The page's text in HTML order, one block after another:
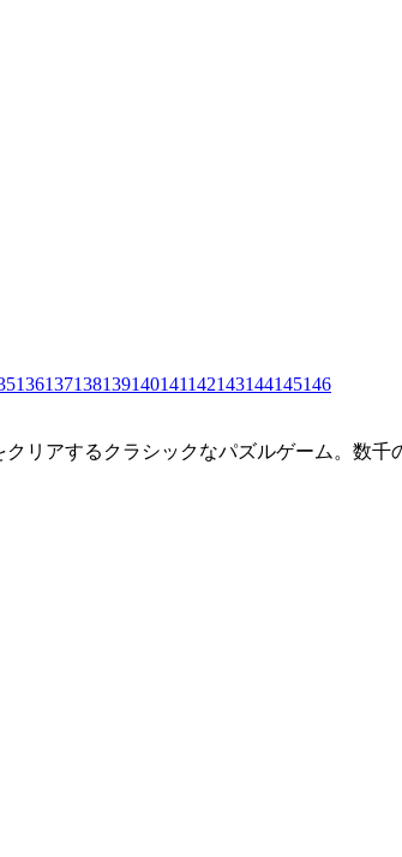
136137138139140141142143144145146
リアするクラシックなパズルゲーム。数